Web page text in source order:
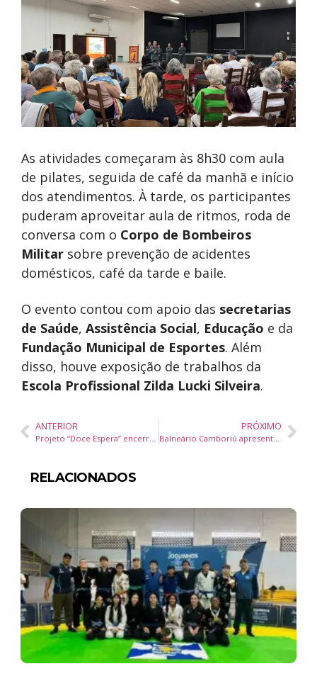
As atividades começaram às 8h30 com aula
de pilates, seguida de café da manhã e início
dos atendimentos. À tarde, os participantes
puderam aproveitar aula de ritmos, roda de
conversa com o Corpo de Bombeiros
Militar sobre prevenção de acidentes
domésticos, café da tarde e baile.
O evento contou com apoio das secretarias
de Saúde, Assistência Social, Educação e da
Fundação Municipal de Esportes. Além
disso, houve exposição de trabalhos da
Escola Profissional Zilda Lucki Silveira.
ANTERIOR PRÓXIMO
Balneário Camboriú apresenta tecnologia de localização e imobilização de drones hostis
RELACIONADOS